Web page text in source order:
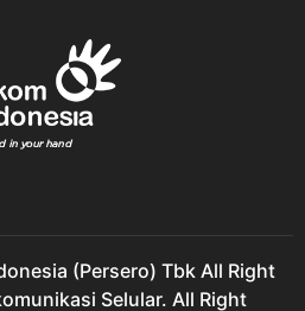
(Persero) Tbk All Right
Selular. All Right